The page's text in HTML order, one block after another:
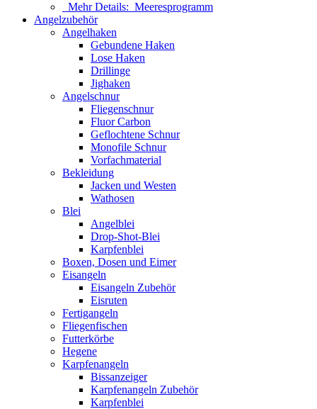
Mehr Details: Meeresprogramm
Angelzubehör
Angelhaken
Gebundene Haken
Lose Haken
Drillinge
Jighaken
Angelschnur
Fliegenschnur
Fluor Carbon
Geflochtene Schnur
Monofile Schnur
Vorfachmaterial
Bekleidung
Jacken und Westen
Wathosen
Blei
Angelblei
Drop-Shot-Blei
Karpfenblei
Boxen, Dosen und Eimer
Eisangeln
Eisangeln Zubehör
Eisruten
Fertigangeln
Fliegenfischen
Futterkörbe
Hegene
Karpfenangeln
Bissanzeiger
Karpfenangeln Zubehör
Karpfenblei